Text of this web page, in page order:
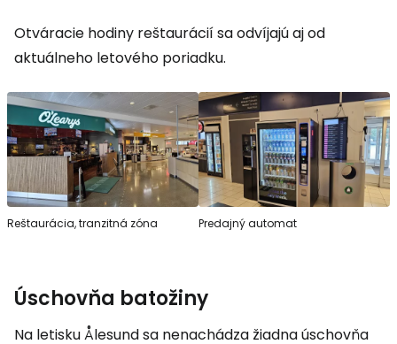
Otváracie hodiny reštaurácií sa odvíjajú aj od
aktuálneho letového poriadku.
Reštaurácia, tranzitná zóna Predajný automat
Úschovňa batožiny
Na letisku Ålesund sa nenachádza žiadna úschovňa